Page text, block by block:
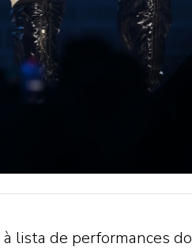
lista de performances do